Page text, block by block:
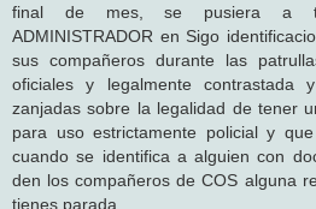
final de mes, se pusiera a
ADMINISTRADOR en Sigo
sus compañeros durante las
oficiales y legalmente contrastada
zanjadas sobre la legalidad de tener
para uso estrictamente policial y
cuando se identifica a alguien con
den los compañeros de COS alguna
tienes parada.